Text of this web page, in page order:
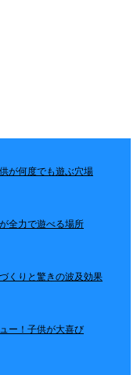
が何度でも遊ぶ穴場
全力で遊べる場所
くりと驚きの波及効果
ー！子供が大喜び